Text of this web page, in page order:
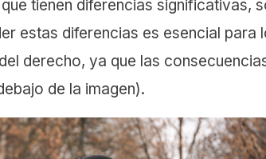
tienen diferencias significativas,
estas diferencias es esencial para
derecho, ya que las
de la imagen).